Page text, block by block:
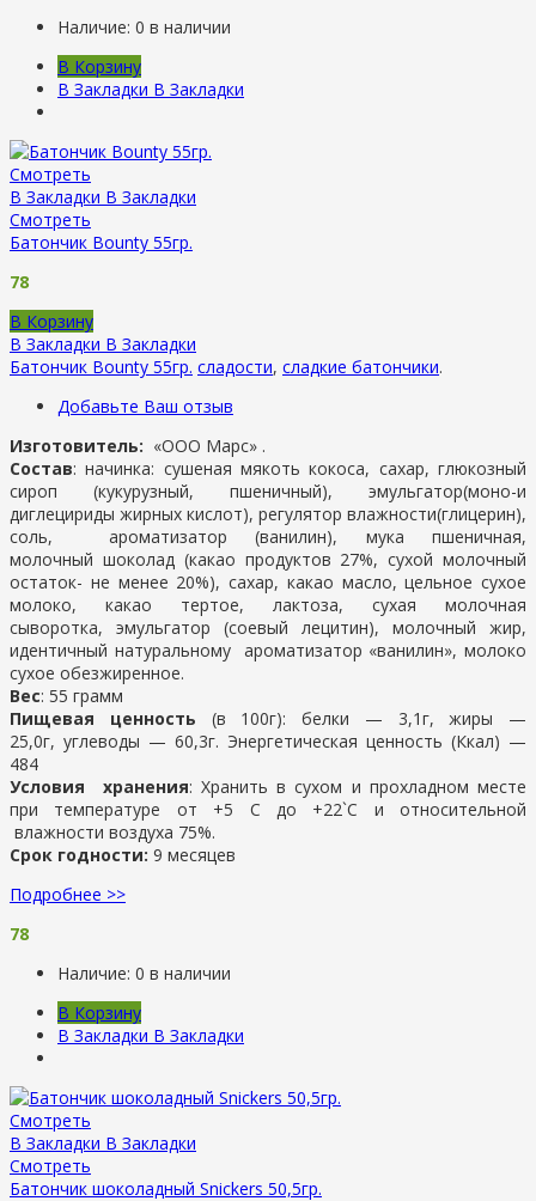
Наличие: 0 в наличии
В Корзину
В Закладки В Закладки
Смотреть
В Закладки В Закладки
Смотреть
Батончик Bounty 55гр.
78
В Корзину
В Закладки В Закладки
Батончик Bounty 55гр. сладости, сладкие батончики.
Добавьте Ваш отзыв
Изготовитель: «ООО Марс» .
Состав: начинка: сушеная мякоть кокоса, сахар, глюкозный
сироп (кукурузный, пшеничный), эмульгатор(моно-и
диглецириды жирных кислот), регулятор влажности(глицерин),
соль, ароматизатор (ванилин), мука пшеничная,
молочный шоколад (какао продуктов 27%, сухой молочный
остаток- не менее 20%), сахар, какао масло, цельное сухое
молоко, какао тертое, лактоза, сухая молочная
сыворотка, эмульгатор (соевый лецитин), молочный жир,
идентичный натуральному ароматизатор «ванилин», молоко
сухое обезжиренное.
Вес: 55 грамм
Пищевая ценность (в 100г): белки — 3,1г, жиры —
25,0г, углеводы — 60,3г. Энергетическая ценность (Ккал) —
484
Условия хранения: Хранить в сухом и прохладном месте
при температуре от +5 С до +22`С и относительной
влажности воздуха 75%.
Срок годности: 9 месяцев
Подробнее >>
78
Наличие: 0 в наличии
В Корзину
В Закладки В Закладки
Смотреть
В Закладки В Закладки
Смотреть
Батончик шоколадный Snickers 50,5гр.